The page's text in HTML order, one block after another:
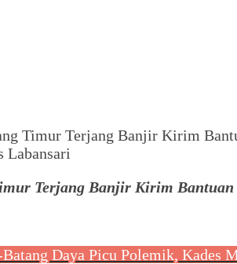
Labansari
Terjang Banjir Kirim
Daya Picu Polemik, Kades